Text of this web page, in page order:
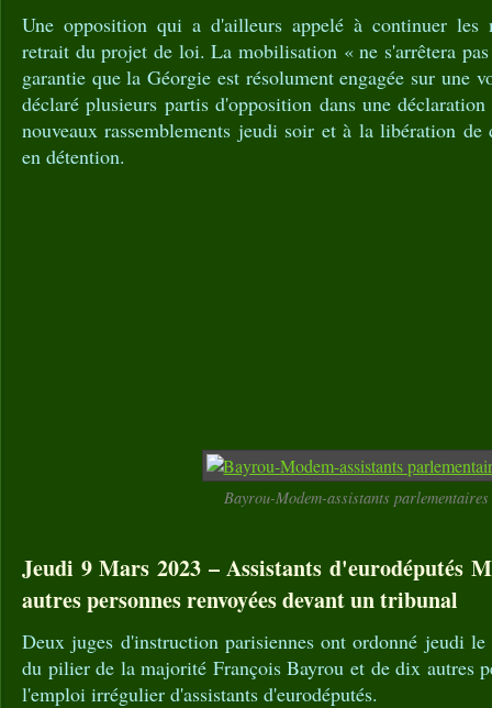
Une opposition qui a d'ailleurs appelé à continuer les
retrait du projet de loi. La mobilisation « ne s'arrêtera
garantie que la Géorgie est résolument engagée sur une
déclaré plusieurs partis d'opposition dans une
nouveaux rassemblements jeudi soir et à la libération de
en détention.
Bayrou-Modem-assistants parlementaires
Jeudi 9 Mars 2023 – Assistants d'eurodéputés
autres personnes renvoyées devant un tribunal
Deux juges d'instruction parisiennes ont ordonné jeudi
du pilier de la majorité François Bayrou et de dix autres
l'emploi irrégulier d'assistants d'eurodéputés.